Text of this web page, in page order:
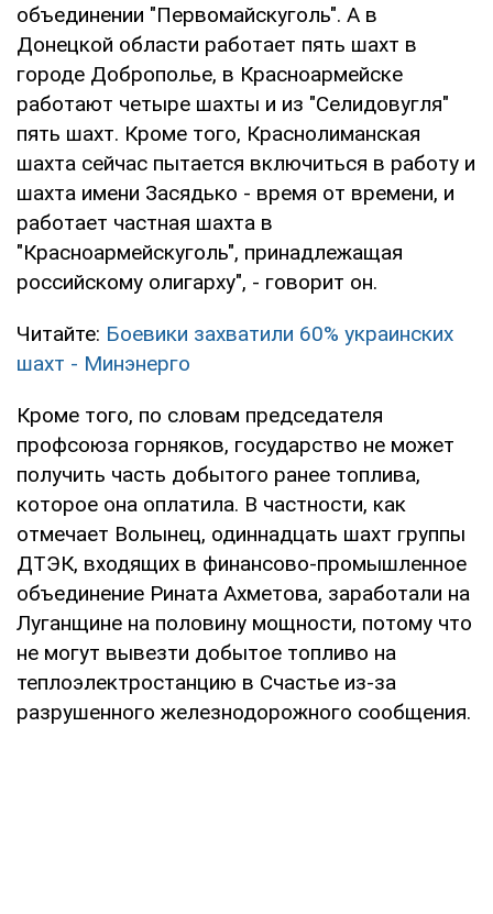
объединении "Первомайскуголь". А в
Донецкой области работает пять шахт в
городе Доброполье, в Красноармейске
работают четыре шахты и из "Селидовугля"
пять шахт. Кроме того, Краснолиманская
шахта сейчас пытается включиться в работу и
шахта имени Засядько - время от времени, и
работает частная шахта в
"Красноармейскуголь", принадлежащая
российскому олигарху", - говорит он.
Читайте: Боевики захватили 60% украинских
шахт - Минэнерго
Кроме того, по словам председателя
профсоюза горняков, государство не может
получить часть добытого ранее топлива,
которое она оплатила. В частности, как
отмечает Волынец, одиннадцать шахт группы
ДТЭК, входящих в финансово-промышленное
объединение Рината Ахметова, заработали на
Луганщине на половину мощности, потому что
не могут вывезти добытое топливо на
теплоэлектростанцию в Счастье из-за
разрушенного железнодорожного сообщения.